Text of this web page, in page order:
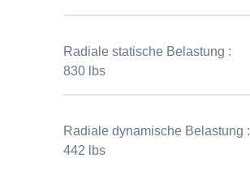
Radiale statische Belastung :
830 lbs
Radiale dynamische Belastung :
442 lbs